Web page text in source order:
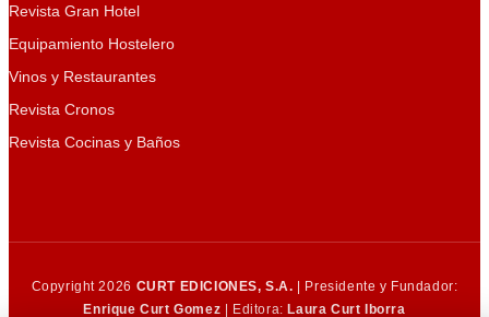
Revista Gran Hotel
Equipamiento Hostelero
Vinos y Restaurantes
Revista Cronos
Revista Cocinas y Baños
Copyright 2026 CURT EDICIONES, S.A. | Presidente y Fundador:
Enrique Curt Gomez | Editora:Laura Curt Iborra